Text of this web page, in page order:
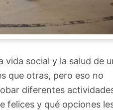
social y la salud de
que otras, pero eso no
diferentes
felices y qué opciones